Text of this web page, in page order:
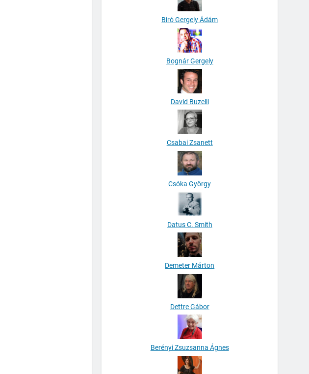
Biró Gergely Ádám
Bognár Gergely
David Buzelli
Csabai Zsanett
Csóka György
Datus C. Smith
Demeter Márton
Dettre Gábor
Berényi Zsuzsanna Ágnes